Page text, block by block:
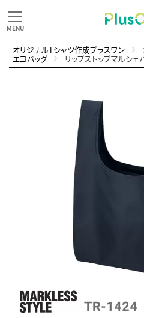
オリジナルTシャツ作成プラスワン
エコバッグ リップストップマルシェバ